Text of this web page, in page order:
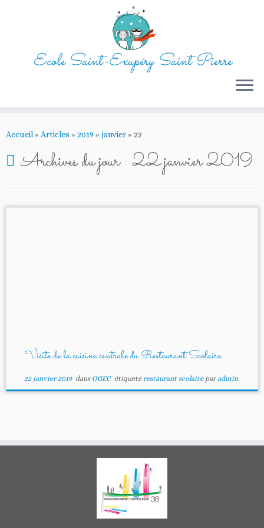
au
Ecole Saint-Exupéry Saint Pierre
Accueil » Articles » 2019 » janvier» 22
Archives du jour : 22 janvier 2019
Visite de la cuisine centrale du Restaurant Scolaire
22 janvier 2019dans OGEC étiquetérestaurant scolaire paradmin